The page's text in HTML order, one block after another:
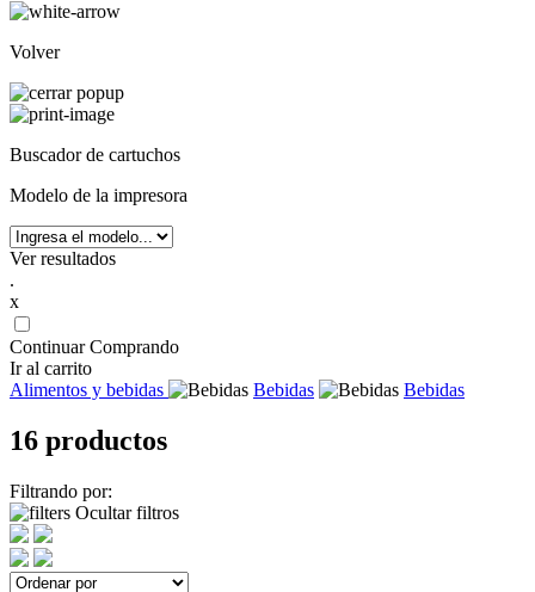
Volver
Buscador de cartuchos
Modelo de la impresora
Ver resultados
.
x
Continuar Comprando
Ir al carrito
Alimentos y bebidas
Bebidas Bebidas
16 productos
Filtrando por:
Ocultar filtros